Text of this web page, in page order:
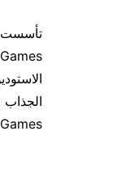
Games عن غيره من استوديوهات الألعاب التي تركز على ابتكار تجارب مُقنعة للمستخدمين.